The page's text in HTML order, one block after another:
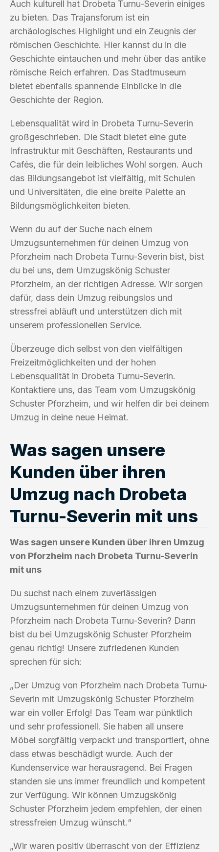
Auch kulturell hat Drobeta Turnu-Severin einiges
zu bieten. Das Trajansforum ist ein
archäologisches Highlight und ein Zeugnis der
römischen Geschichte. Hier kannst du in die
Geschichte eintauchen und mehr über das antike
römische Reich erfahren. Das Stadtmuseum
bietet ebenfalls spannende Einblicke in die
Geschichte der Region.
Lebensqualität wird in Drobeta Turnu-Severin
großgeschrieben. Die Stadt bietet eine gute
Infrastruktur mit Geschäften, Restaurants und
Cafés, die für dein leibliches Wohl sorgen. Auch
das Bildungsangebot ist vielfältig, mit Schulen
und Universitäten, die eine breite Palette an
Bildungsmöglichkeiten bieten.
Wenn du auf der Suche nach einem
Umzugsunternehmen für deinen Umzug von
Pforzheim nach Drobeta Turnu-Severin bist, bist
du bei uns, dem Umzugskönig Schuster
Pforzheim, an der richtigen Adresse. Wir sorgen
dafür, dass dein Umzug reibungslos und
stressfrei abläuft und unterstützen dich mit
unserem professionellen Service.
Überzeuge dich selbst von den vielfältigen
Freizeitmöglichkeiten und der hohen
Lebensqualität in Drobeta Turnu-Severin.
Kontaktiere uns, das Team vom Umzugskönig
Schuster Pforzheim, und wir helfen dir bei deinem
Umzug in deine neue Heimat.
Was sagen unsere
Kunden über ihren
Umzug nach Drobeta
Turnu-Severin mit uns
Was sagen unsere Kunden über ihren Umzug
von Pforzheim nach Drobeta Turnu-Severin
mit uns
Du suchst nach einem zuverlässigen
Umzugsunternehmen für deinen Umzug von
Pforzheim nach Drobeta Turnu-Severin? Dann
bist du bei Umzugskönig Schuster Pforzheim
genau richtig! Unsere zufriedenen Kunden
sprechen für sich:
„Der Umzug von Pforzheim nach Drobeta Turnu-
Severin mit Umzugskönig Schuster Pforzheim
war ein voller Erfolg! Das Team war pünktlich
und sehr professionell. Sie haben all unsere
Möbel sorgfältig verpackt und transportiert, ohne
dass etwas beschädigt wurde. Auch der
Kundenservice war herausragend. Bei Fragen
standen sie uns immer freundlich und kompetent
zur Verfügung. Wir können Umzugskönig
Schuster Pforzheim jedem empfehlen, der einen
stressfreien Umzug wünscht.“
„Wir waren positiv überrascht von der Effizienz